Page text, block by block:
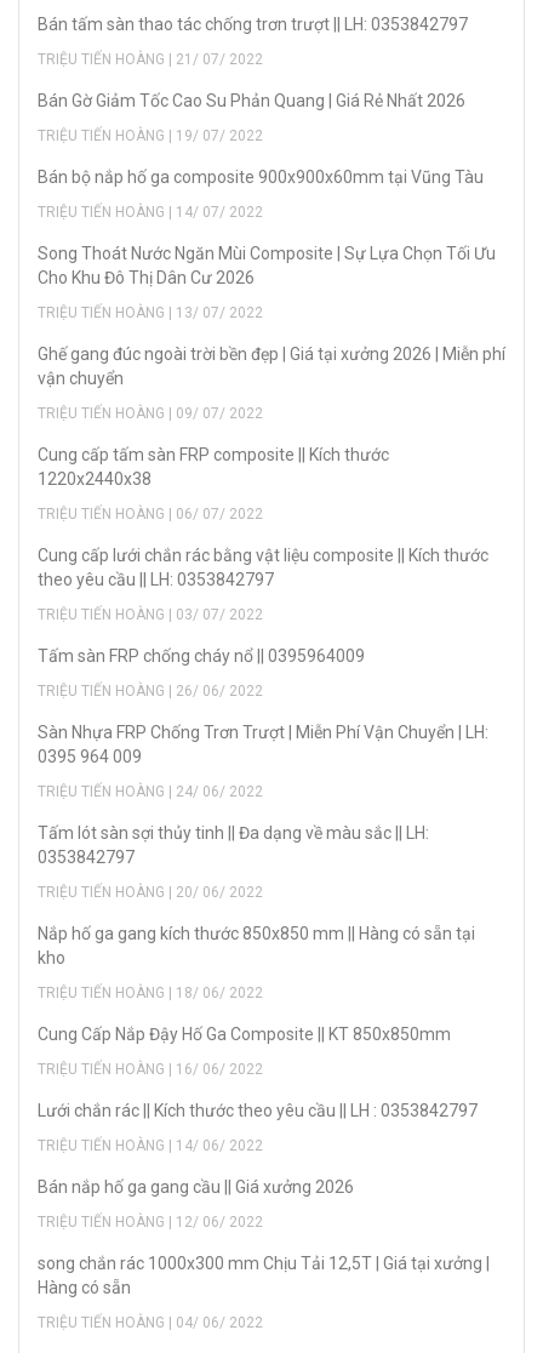
Bán tấm sàn thao tác chống trơn trượt || LH: 0353842797
TRIỆU TIẾN HOÀNG | 21/ 07/ 2022
Bán Gờ Giảm Tốc Cao Su Phản Quang | Giá Rẻ Nhất 2026
TRIỆU TIẾN HOÀNG | 19/ 07/ 2022
Bán bộ nắp hố ga composite 900x900x60mm tại Vũng Tàu
TRIỆU TIẾN HOÀNG | 14/ 07/ 2022
Song Thoát Nước Ngăn Mùi Composite | Sự Lựa Chọn Tối Ưu
Cho Khu Đô Thị Dân Cư 2026
TRIỆU TIẾN HOÀNG | 13/ 07/ 2022
Ghế gang đúc ngoài trời bền đẹp | Giá tại xưởng 2026 | Miễn phí
vận chuyển
TRIỆU TIẾN HOÀNG | 09/ 07/ 2022
Cung cấp tấm sàn FRP composite || Kích thước
1220x2440x38
TRIỆU TIẾN HOÀNG | 06/ 07/ 2022
Cung cấp lưới chắn rác bằng vật liệu composite || Kích thước
theo yêu cầu || LH: 0353842797
TRIỆU TIẾN HOÀNG | 03/ 07/ 2022
Tấm sàn FRP chống cháy nổ || 0395964009
TRIỆU TIẾN HOÀNG | 26/ 06/ 2022
Sàn Nhựa FRP Chống Trơn Trượt | Miễn Phí Vận Chuyển | LH:
0395 964 009
TRIỆU TIẾN HOÀNG | 24/ 06/ 2022
Tấm lót sàn sợi thủy tinh || Đa dạng về màu sắc || LH:
0353842797
TRIỆU TIẾN HOÀNG | 20/ 06/ 2022
Nắp hố ga gang kích thước 850x850 mm || Hàng có sẵn tại
kho
TRIỆU TIẾN HOÀNG | 18/ 06/ 2022
Cung Cấp Nắp Đậy Hố Ga Composite || KT 850x850mm
TRIỆU TIẾN HOÀNG | 16/ 06/ 2022
Lưới chắn rác || Kích thước theo yêu cầu || LH : 0353842797
TRIỆU TIẾN HOÀNG | 14/ 06/ 2022
Bán nắp hố ga gang cầu || Giá xưởng 2026
TRIỆU TIẾN HOÀNG | 12/ 06/ 2022
song chắn rác 1000x300 mm Chịu Tải 12,5T | Giá tại xưởng |
Hàng có sẵn
TRIỆU TIẾN HOÀNG | 04/ 06/ 2022